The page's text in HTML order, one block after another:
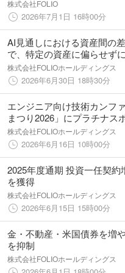
株式会社FOLIO
2026年7月1日 16時00分
AI見通しにおける資産間の
で、特定の資産に偏らせず
株式会社FOLIOホールディングス
2026年6月30日 18時30分
エンジニア向け技術カンフ
まつり2026」にプラチナス
賛
株式会社FOLIOホールディングス
2026年6月16日 10時00分
2025年度通期 投資一任契約
を獲得
株式会社FOLIOホールディングス
2026年6月15日 15時00分
金・不動産・米国債券を増
を抑制
株式会社FOLIOホールディングス